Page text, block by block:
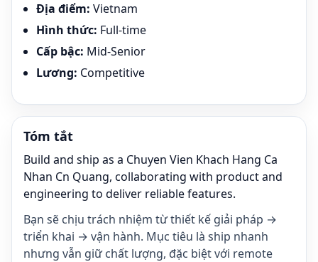
Địa điểm: Vietnam
Hình thức: Full-time
Cấp bậc: Mid-Senior
Lương: Competitive
Tóm tắt
Build and ship as a Chuyen Vien Khach Hang Ca
Nhan Cn Quang, collaborating with product and
engineering to deliver reliable features.
Bạn sẽ chịu trách nhiệm từ thiết kế giải pháp →
triển khai → vận hành. Mục tiêu là ship nhanh
nhưng vẫn giữ chất lượng, đặc biệt với remote